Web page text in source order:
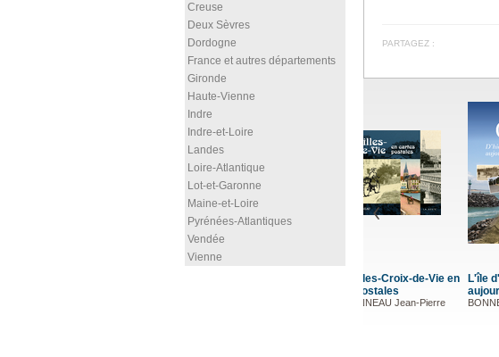
Creuse
Deux Sèvres
Dordogne
France et autres départements
Gironde
Haute-Vienne
Indre
Indre-et-Loire
Landes
Loire-Atlantique
Lot-et-Garonne
Maine-et-Loire
Pyrénées-Atlantiques
Vendée
Vienne
PARTAGEZ :
L'île d'Aix, d'hier à
BONNET Laurent